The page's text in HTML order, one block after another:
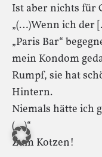
Ist aber nichts für
„(…)Wenn ich der
„Paris Bar“
mein Kondom
Rumpf, sie hat
Hintern.
Niemals hätte ich
(…)“
Zum Kotzen!